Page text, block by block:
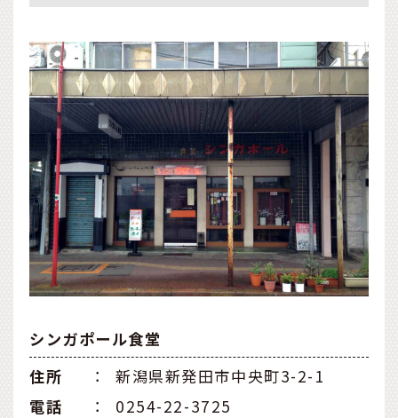
シンガポール食堂
住所
：
新潟県新発田市中央町3-2-1
電話
： 0254-22-3725